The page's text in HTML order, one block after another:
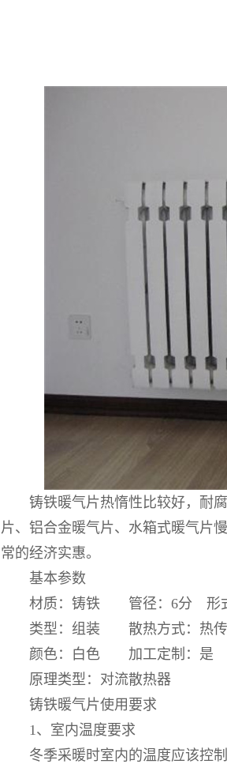
铸铁暖气片热惰性比较好，耐
片、铝合金暖气片、水箱式暖气片
常的经济实惠。
基本参数
材质：铸铁 管径：6分 形式
类型：组装 散热方式：热
颜色：白色 加工定制：是
原理类型：对流散热器
铸铁暖气片使用要求
1、室内温度要求
冬季采暖时室内的温度应该控制